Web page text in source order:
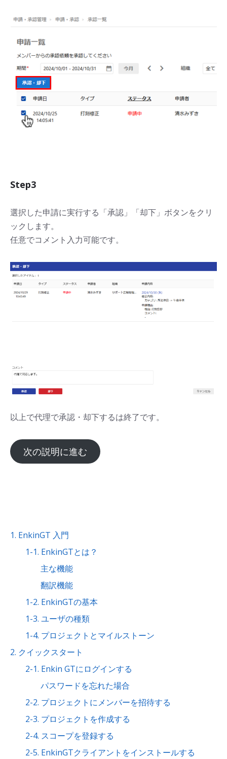
Step3
選択した申請に実行する「承認」「却下」ボタンをクリ
ックします。
任意でコメント入力可能です。
以上で代理で承認・却下するは終了です。
次の説明に進む
1. EnkinGT 入門
1-1. EnkinGTとは？
主な機能
翻訳機能
1-2. EnkinGTの基本
1-3. ユーザの種類
1-4. プロジェクトとマイルストーン
2. クイックスタート
2-1. Enkin GTにログインする
パスワードを忘れた場合
2-2. プロジェクトにメンバーを招待する
2-3. プロジェクトを作成する
2-4. スコープを登録する
2-5. EnkinGTクライアントをインストールする